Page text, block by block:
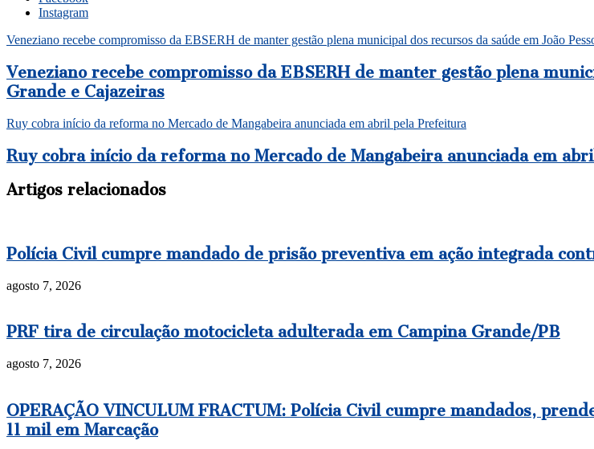
Instagram
Veneziano recebe compromisso da EBSERH de manter gestão plena municipal dos recursos da saúde em João
Veneziano recebe compromisso da EBSERH de manter gestão plena
Grande e Cajazeiras
Ruy cobra início da reforma no Mercado de Mangabeira anunciada em abril pela Prefeitura
Ruy cobra início da reforma no Mercado de Mangabeira anunciada em
Artigos relacionados
Polícia Civil cumpre mandado de prisão preventiva em ação integrada
agosto 7, 2026
PRF tira de circulação motocicleta adulterada em Campina Grande/PB
agosto 7, 2026
OPERAÇÃO VINCULUM FRACTUM: Polícia Civil cumpre mandados,
11 mil em Marcação